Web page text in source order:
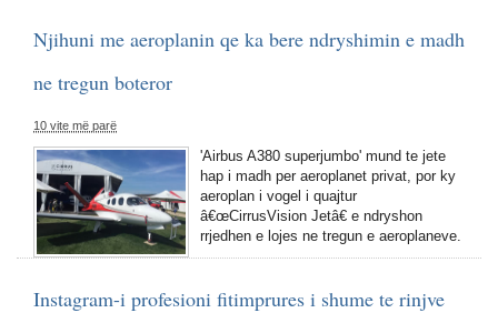
Njihuni me aeroplanin qe ka bere ndryshimin e madh
ne tregun boteror
10 vite më parë
'Airbus A380 superjumbo' mund te jete
hap i madh per aeroplanet privat, por ky
aeroplan i vogel i quajtur
â€œCirrusVision Jetâ€ e ndryshon
rrjedhen e lojes ne tregun e aeroplaneve.
Instagram-i profesioni fitimprures i shume te rinjve